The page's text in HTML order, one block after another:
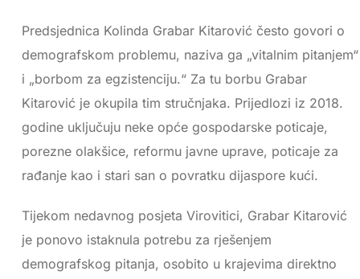
Predsjednica Kolinda Grabar Kitarović često govori o
demografskom problemu, naziva ga „vitalnim pitanjem“
i „borbom za egzistenciju.“ Za tu borbu Grabar
Kitarović je okupila tim stručnjaka. Prijedlozi iz 2018.
godine uključuju neke opće gospodarske poticaje,
porezne olakšice, reformu javne uprave, poticaje za
rađanje kao i stari san o povratku dijaspore kući.
Tijekom nedavnog posjeta Virovitici, Grabar Kitarović
je ponovo istaknula potrebu za rješenjem
demografskog pitanja, osobito u krajevima direktno